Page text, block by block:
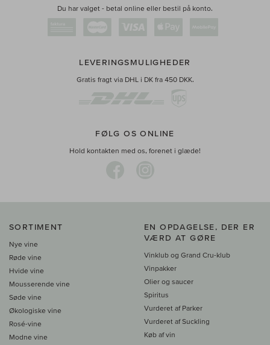
Du har valget - betal online eller bestil på konto.
LEVERINGSMULIGHEDER
Gratis fragt via DHL i DK fra 450 DKK.
FØLG OS ONLINE
Hold kontakten med os, forenet i glæde!
SORTIMENT
Nye vine
Røde vine
Hvide vine
Mousserende vine
Søde vine
Økologiske vine
Rosé-vine
Modne vine
EN OPDAGELSE, DER ER
VÆRD AT GØRE
Vinklub og Grand Cru-klub
Vinpakker
Olier og saucer
Spiritus
Vurderet af Parker
Vurderet af Suckling
Køb af vin